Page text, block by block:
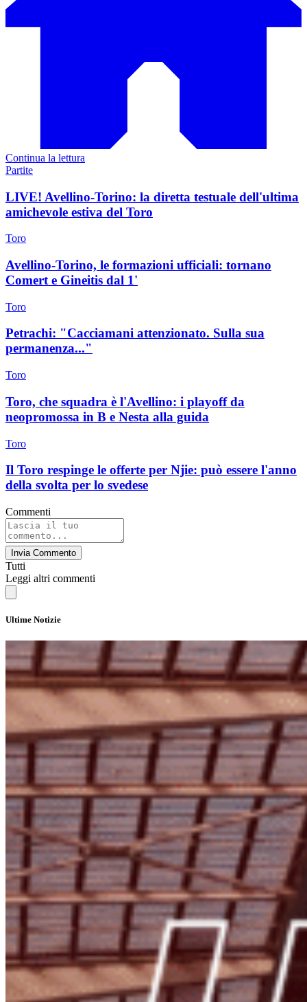
Continua la lettura
Partite
LIVE! Avellino-Torino: la diretta testuale dell'ultima
amichevole estiva del Toro
Toro
Avellino-Torino, le formazioni ufficiali: tornano
Comert e Gineitis dal 1'
Toro
Petrachi: "Cacciamani attenzionato. Sulla sua
permanenza..."
Toro
Toro, che squadra è l'Avellino: i playoff da
neopromossa in B e Nesta alla guida
Toro
Il Toro respinge le offerte per Njie: può essere l'anno
della svolta per lo svedese
Commenti
Invia Commento
Tutti
Leggi altri commenti
Ultime Notizie